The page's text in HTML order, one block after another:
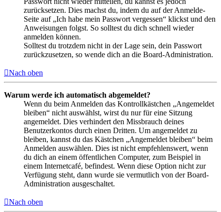
zurücksetzen. Dies machst du, indem du auf der Anmelde-
Seite auf „Ich habe mein Passwort vergessen“ klickst und den
Anweisungen folgst. So solltest du dich schnell wieder
anmelden können.
Solltest du trotzdem nicht in der Lage sein, dein Passwort
zurückzusetzen, so wende dich an die Board-Administration.
Nach oben
Warum werde ich automatisch abgemeldet?
Wenn du beim Anmelden das Kontrollkästchen „Angemeldet
bleiben“ nicht auswählst, wirst du nur für eine Sitzung
angemeldet. Dies verhindert den Missbrauch deines
Benutzerkontos durch einen Dritten. Um angemeldet zu
bleiben, kannst du das Kästchen „Angemeldet bleiben“ beim
Anmelden auswählen. Dies ist nicht empfehlenswert, wenn
du dich an einem öffentlichen Computer, zum Beispiel in
einem Internetcafé, befindest. Wenn diese Option nicht zur
Verfügung steht, dann wurde sie vermutlich von der Board-
Administration ausgeschaltet.
Nach oben